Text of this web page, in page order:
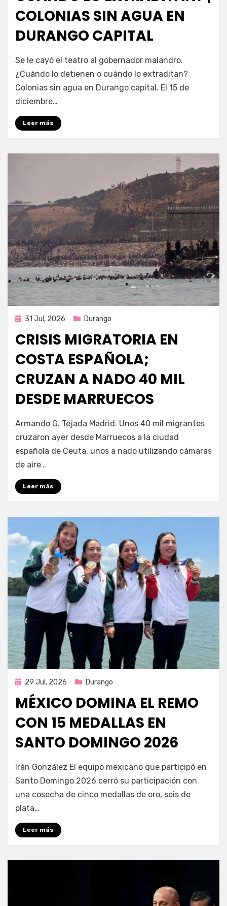
COLONIAS SIN AGUA EN
DURANGO CAPITAL
por Fernando Miranda Servín
Se le cayó el teatro al gobernador malandro.
¿Cuándo lo detienen o cuándo lo extraditan?
Colonias sin agua en Durango capital. El 15 de
diciembre…
Leer más
Publicada
31 Jul, 2026 Durango
CRISIS MIGRATORIA EN
COSTA ESPAÑOLA;
CRUZAN A NADO 40 MIL
DESDE MARRUECOS
Fernando Miranda Servín
Armando G. Tejada Madrid. Unos 40 mil migrantes
cruzaron ayer desde Marruecos a la ciudad
española de Ceuta, unos a nado utilizando cámaras
de aire…
Leer más
Publicada
29 Jul, 2026 Durango
MÉXICO DOMINA EL REMO
CON 15 MEDALLAS EN
SANTO DOMINGO 2026
por Fernando Miranda Servín
Irán González El equipo mexicano que participó en
Santo Domingo 2026 cerró su participación con
una cosecha de cinco medallas de oro, seis de
plata…
Leer más